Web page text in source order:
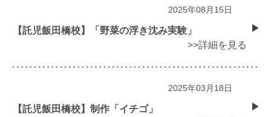
2025年08月15日
【託児飯田橋校】「野菜の浮き沈み実験」
>>詳細を見る
2025年03月18日
【託児飯田橋校】制作「イチゴ」